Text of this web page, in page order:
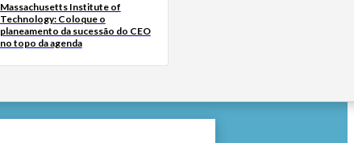
Massachusetts Institute of
Technology: Coloque o
planeamento da sucessão do CEO
no topo da agenda